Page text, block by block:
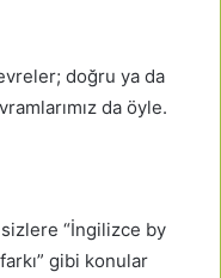
doğru ya da
da öyle.
sizlere “İngilizce by
gibi konular